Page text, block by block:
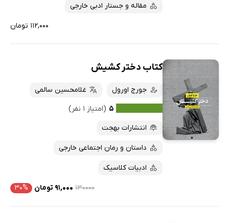
مقاله و جستار ادبی خارجی
۱۱۲,۰۰۰ تومان
کتاب دختر کشیش
جورج اورول
غلامحسین سالمی
۵ (امتیاز ۱ نفر)
انتشارات بهجت
داستان و رمان اجتماعی خارجی
ادبیات کلاسیک
۱۳۰۰۰۰ ۹۱,۰۰۰ تومان ۳۰%